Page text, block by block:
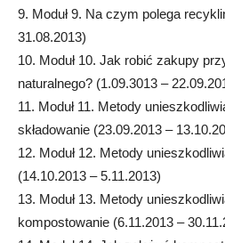
9. Moduł 9. Na czym polega
31.08.2013)
10. Moduł 10. Jak robić zakupy
naturalnego? (1.09.3013 –
11. Moduł 11. Metody
składowanie (23.09.2013 –
12. Moduł 12. Metody
(14.10.2013 – 5.11.2013)
13. Moduł 13. Metody
kompostowanie (6.11.2013 –